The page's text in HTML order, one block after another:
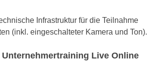
Infrastruktur für die Teilnahme
(inkl. eingeschalteter Kamera und Ton).
Live Online